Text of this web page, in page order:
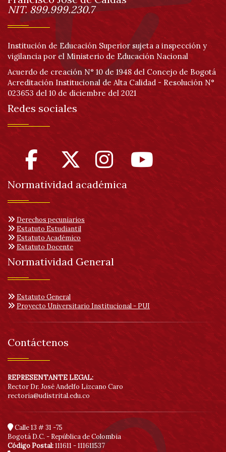
NIT. 899.999.230.7
Institución de Educación Superior sujeta a inspección y
vigilancia por el Ministerio de Educación Nacional
Acuerdo de creación N° 10 de 1948 del Concejo de Bogotá
Acreditación Institucional de Alta Calidad - Resolución N°
023653 del 10 de diciembre del 2021
Redes sociales
Normatividad académica
Derechos pecuniarios
Estatuto Estudiantil
Estatuto Académico
Estatuto Docente
Normatividad General
Estatuto General
Proyecto Universitario Institucional - PUI
Contáctenos
REPRESENTANTE LEGAL:
Rector Dr. José Andelfo Lizcano Caro
rectoria@udistrital.edu.co
Calle 13 # 31 -75
Bogotá D.C. - República de Colombia
Código Postal:111611 - 111611537